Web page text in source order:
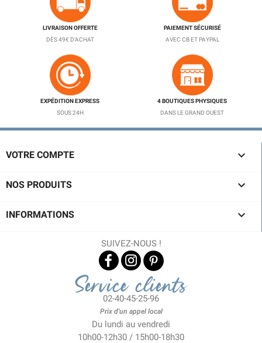
LIVRAISON OFFERTE
DÈS 49€ D'ACHAT
PAIEMENT SÉCURISÉ
AVEC CB ET PAYPAL
EXPÉDITION EXPRESS
SOUS 24H
4 BOUTIQUES PHYSIQUES
DANS LE GRAND OUEST
VOTRE COMPTE 
NOS PRODUITS 
INFORMATIONS 
SUIVEZ-NOUS !
Service clients
02-40-45-25-96
Prix d'un appel local
Du lundi au vendredi
10h00-12h30 / 15h00-18h30